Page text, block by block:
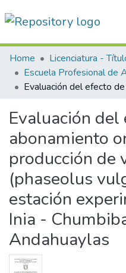
Communities & Collections
All of DSpace
Normativas
Home
Evaluación del
abonamiento
producción de
(phaseolus
estación
Inia -
Andahuaylas